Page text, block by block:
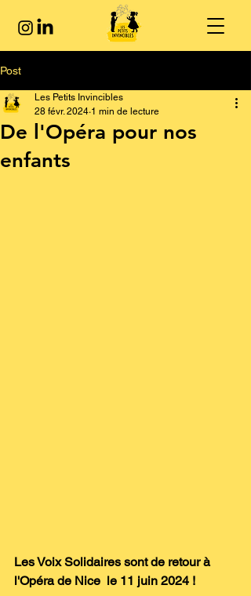
Post
De l'Opéra pour nos
enfants
Les Petits Invincibles
28 févr. 2024 1 min de lecture
Les Voix Solidaires sont de retour à
l'Opéra de Nice  le 11 juin 2024 !